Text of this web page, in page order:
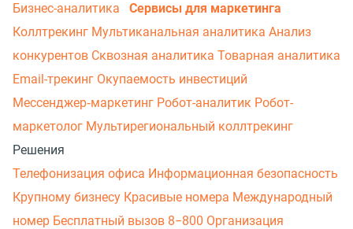
Бизнес-аналитика
Сервисы для маркетинга
Коллтрекинг Мультиканальная аналитика Анализ
конкурентов Сквозная аналитика Товарная аналитика
Email-трекинг Окупаемость инвестиций
Мессенджер‑маркетинг Робот-аналитик Робот-
маркетолог Мультирегиональный коллтрекинг
Решения
Телефонизация офиса Информационная безопасность
Крупному бизнесу Красивые номера Международный
номер Бесплатный вызов 8−800 Организация